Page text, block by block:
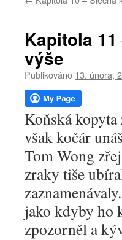
webu
Kapitola
výše
Publikováno 13. února,
Koňská
však kočár
Tom Wong
zraky tiše
jako kdyby ho
zpozorněl a